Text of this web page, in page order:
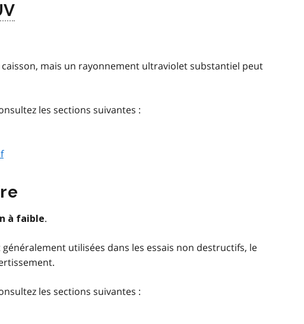
mais un rayonnement ultraviolet substantiel peut
les sections suivantes :
à faible.
utilisées dans les essais non destructifs, le
les sections suivantes :